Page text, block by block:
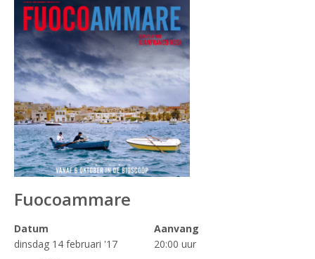
Fuocoammare
Datum
dinsdag 14 februari '17
Aanvang
20:00 uur